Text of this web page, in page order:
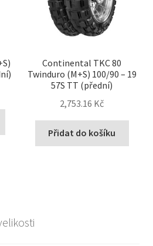
Continental TKC 80
Twinduro (M+S) 100/90 – 19
57S TT (přední)
2,753.16 Kč
Přidat do košíku